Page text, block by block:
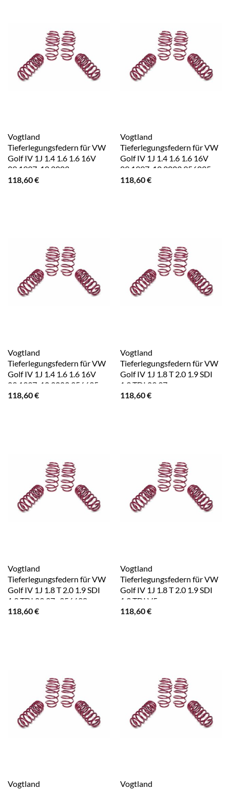
Vogtland
Tieferlegungsfedern für VW
Golf IV 1J 1.4 1.6 1.6 16V
09.1997-10.2003
118,60€
Vogtland
Tieferlegungsfedern für VW
Golf IV 1J 1.4 1.6 1.6 16V
09.1997-10.2003 956095
118,60€
Vogtland
Tieferlegungsfedern für VW
Golf IV 1J 1.4 1.6 1.6 16V
09.1997-10.2003 956695
118,60€
Vogtland
Tieferlegungsfedern für VW
Golf IV 1J 1.8 T 2.0 1.9 SDI
1.9 TDI 09.97-
118,60€
Vogtland
Tieferlegungsfedern für VW
Golf IV 1J 1.8 T 2.0 1.9 SDI
1.9 TDI 09.97- 956698
118,60€
Vogtland
Tieferlegungsfedern für VW
Golf IV 1J 1.8 T 2.0 1.9 SDI
1.9 TDI V5
118,60€
Vogtland
Vogtland